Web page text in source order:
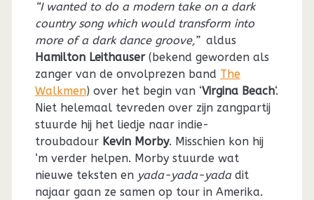
“I wanted to do a modern take on a dark
country song which would transform into
more of a dark dance groove,”aldus
Hamilton Leithauser(bekend geworden als
zanger van de onvolprezen band The
Walkmen) over het begin van ‘Virgina Beach‘.
Niet helemaal tevreden over zijn zangpartij
stuurde hij het liedje naar indie-
troubadour Kevin Morby. Misschien kon hij
‘m verder helpen. Morby stuurde wat
nieuwe teksten en yada-yada-yadadit
najaar gaan ze samen op tour in Amerika.